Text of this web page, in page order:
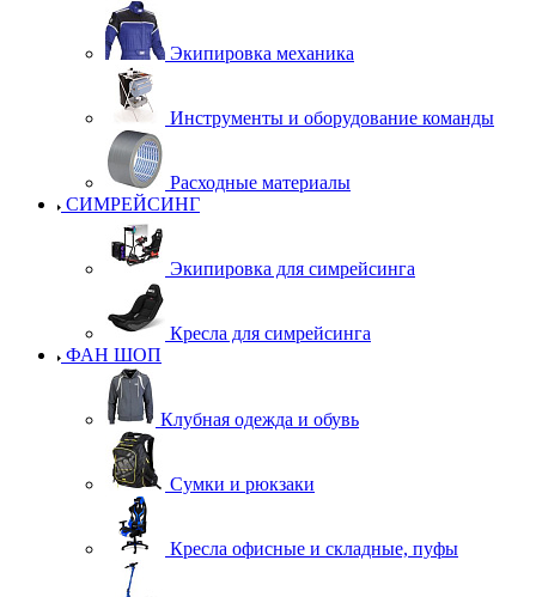
Экипировка механика
Инструменты и оборудование команды
Расходные материалы
СИМРЕЙСИНГ
Экипировка для симрейсинга
Кресла для симрейсинга
ФАН ШОП
Клубная одежда и обувь
Сумки и рюкзаки
Кресла офисные и складные, пуфы